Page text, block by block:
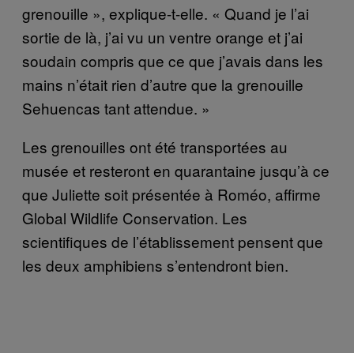
grenouille », explique-t-elle. « Quand je l’ai
sortie de là, j’ai vu un ventre orange et j’ai
soudain compris que ce que j’avais dans les
mains n’était rien d’autre que la grenouille
Sehuencas tant attendue. »
Les grenouilles ont été transportées au
musée et resteront en quarantaine jusqu’à ce
que Juliette soit présentée à Roméo, affirme
Global Wildlife Conservation. Les
scientifiques de l’établissement pensent que
les deux amphibiens s’entendront bien.